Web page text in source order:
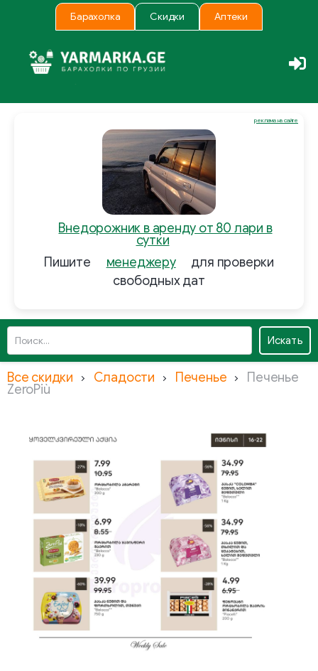
Барахолка Скидки Аптеки
Внедорожник в аренду от 80 лари в
сутки
Пишите
менеджеру
для проверки
свободных дат
реклама на сайте
Искать
Все скидки Сладости Печенье Печенье
ZeroPiù